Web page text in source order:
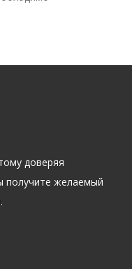
доверяя
получите желаемый